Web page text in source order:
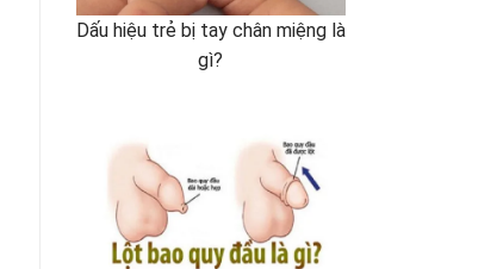
Dấu hiệu trẻ bị tay chân miệng là
gì?